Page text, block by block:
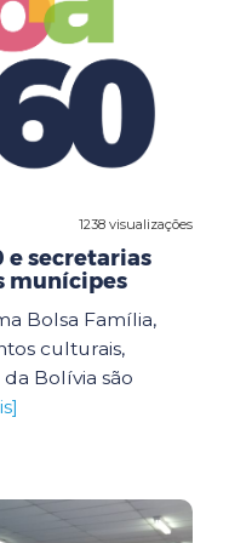
1238 visualizações
e secretarias
munícipes
Bolsa Família,
culturais,
Bolívia são